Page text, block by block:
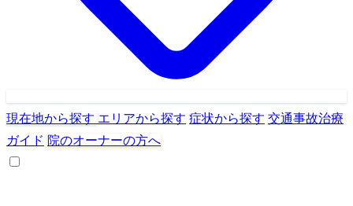
現在地から探す エリアから探す 症状から探す 交通事故治療
ガイド 院のオーナーの方へ